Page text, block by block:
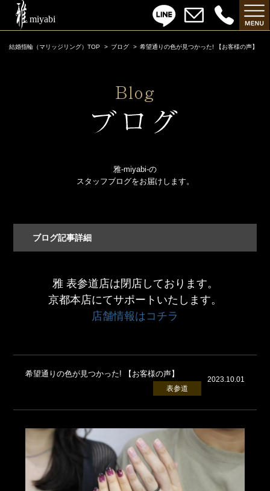
結婚指輪（マリッジリング）TOP ブログ 希望通りの色が見つかった! 【お客様の声】
雅-miyabi-の
スタッフブログをお届けします。
ブログ記事詳細
雅 表参道店は閉店しております。
京都本店にてサポートいたします。
店舗情報はコチラ
希望通りの色が見つかった! 【お客様の声】
2023.10.01
表参道